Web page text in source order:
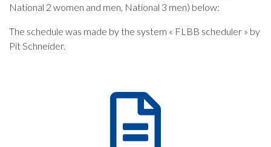
National 2 women and men, National 3 men) below:
The schedule was made by the system « FLBB scheduler » by
Pit Schneider.